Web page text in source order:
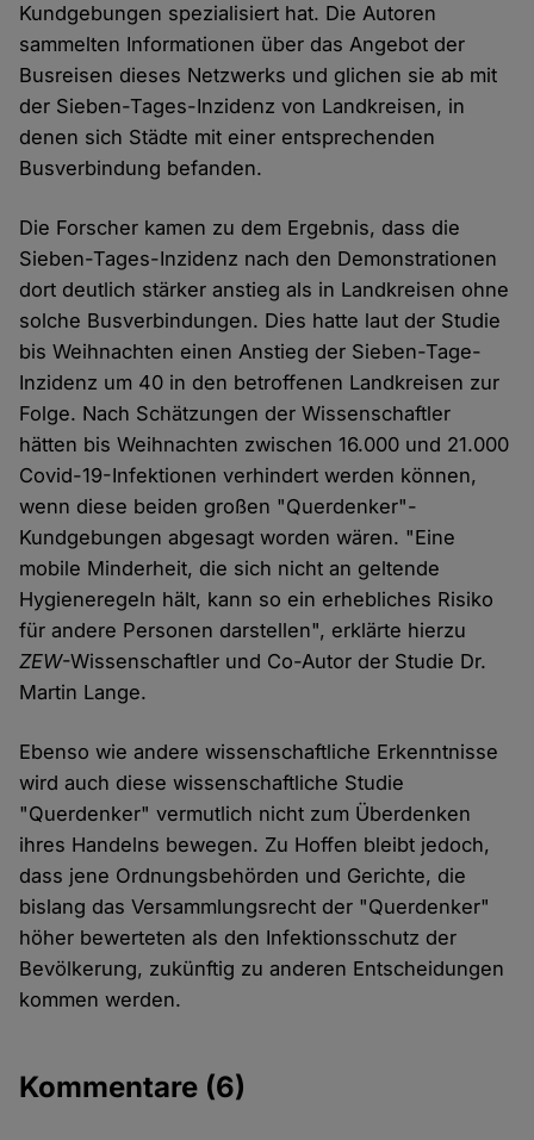
Kundgebungen spezialisiert hat. Die Autoren
sammelten Informationen über das Angebot der
Busreisen dieses Netzwerks und glichen sie ab mit
der Sieben-Tages-Inzidenz von Landkreisen, in
denen sich Städte mit einer entsprechenden
Busverbindung befanden.
Die Forscher kamen zu dem Ergebnis, dass die
Sieben-Tages-Inzidenz nach den Demonstrationen
dort deutlich stärker anstieg als in Landkreisen ohne
solche Busverbindungen. Dies hatte laut der Studie
bis Weihnachten einen Anstieg der Sieben-Tage-
Inzidenz um 40 in den betroffenen Landkreisen zur
Folge. Nach Schätzungen der Wissenschaftler
hätten bis Weihnachten zwischen 16.000 und 21.000
Covid-19-Infektionen verhindert werden können,
wenn diese beiden großen "Querdenker"-
Kundgebungen abgesagt worden wären. "Eine
mobile Minderheit, die sich nicht an geltende
Hygieneregeln hält, kann so ein erhebliches Risiko
für andere Personen darstellen", erklärte hierzu
ZEW-Wissenschaftler und Co-Autor der Studie Dr.
Martin Lange.
Ebenso wie andere wissenschaftliche Erkenntnisse
wird auch diese wissenschaftliche Studie
"Querdenker" vermutlich nicht zum Überdenken
ihres Handelns bewegen. Zu Hoffen bleibt jedoch,
dass jene Ordnungsbehörden und Gerichte, die
bislang das Versammlungsrecht der "Querdenker"
höher bewerteten als den Infektionsschutz der
Bevölkerung, zukünftig zu anderen Entscheidungen
kommen werden.
Kommentare (6)